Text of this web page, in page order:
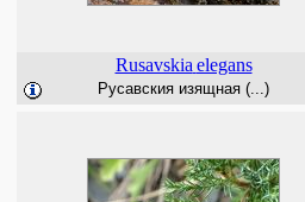
Rusavskia elegans
Русавския изящная (...)